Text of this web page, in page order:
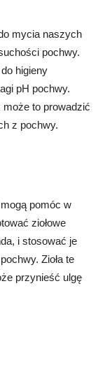
mycia naszych
pochwy.
higieny
pH pochwy.
to prowadzić
z pochwy.
pomóc w
ziołowe
i stosować je
Zioła te
przynieść ulgę